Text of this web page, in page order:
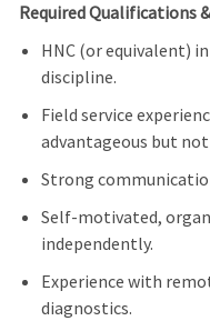
Required Qualifications
HNC (or equivalent)
discipline.
Field service
advantageous but
Strong
Self-motivated,
independently.
Experience with
diagnostics.